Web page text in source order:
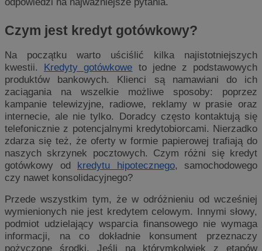
Czym jest kredyt gotówkowy?
Na początku warto uściślić kilka najistotniejszych
kwestii. Kredyty gotówkowe to jedne z podstawowych
produktów bankowych. Klienci są namawiani do ich
zaciągania na wszelkie możliwe sposoby: poprzez
kampanie telewizyjne, radiowe, reklamy w prasie oraz
internecie, ale nie tylko. Doradcy często kontaktują się
telefonicznie z potencjalnymi kredytobiorcami. Nierzadko
zdarza się też, że oferty w formie papierowej trafiają do
naszych skrzynek pocztowych. Czym różni się kredyt
gotówkowy od kredytu hipotecznego, samochodowego
czy nawet konsolidacyjnego?
Przede wszystkim tym, że w odróżnieniu od wcześniej
wymienionych nie jest kredytem celowym. Innymi słowy,
podmiot udzielający wsparcia finansowego nie wymaga
informacji, na co dokładnie konsument przeznaczy
pożyczone środki. Jeśli na którymkolwiek z etapów